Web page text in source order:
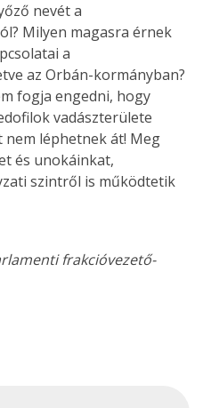
nevét a
Milyen magasra érnek
a
az Orbán-kormányban?
fogja engedni, hogy
vadászterülete
nem léphetnek át! Meg
és unokáinkat,
szintről is működtetik
frakcióvezető-